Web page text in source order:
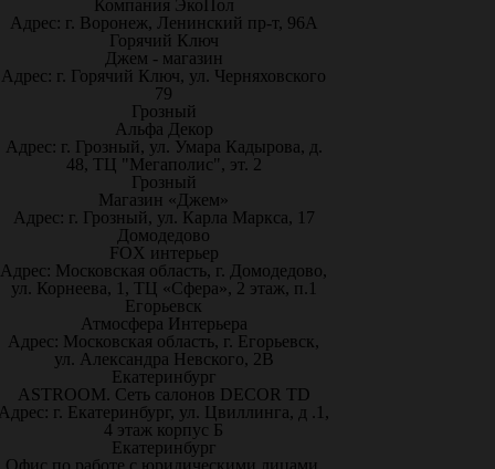
Компания ЭкоПол
Адрес: г. Воронеж, Ленинский пр-т, 96А
Горячий Ключ
Джем - магазин
Адрес: г. Горячий Ключ, ул. Черняховского
79
Грозный
Альфа Декор
Адрес: г. Грозный, ул. Умара Кадырова, д.
48, ТЦ "Мегаполис", эт. 2
Грозный
Магазин «Джем»
Адрес: г. Грозный, ул. Карла Маркса, 17
Домодедово
FOX интерьер
Адрес: Московская область, г. Домодедово,
ул. Корнеева, 1, ТЦ «Сфера», 2 этаж, п.1
Егорьевск
Атмосфера Интерьера
Адрес: Московская область, г. Егорьевск,
ул. Александра Невского, 2В
Екатеринбург
ASTROOM. Сеть салонов DECOR TD
г. Екатеринбург, ул. Цвиллинга, д .1,
4 этаж корпус Б
Екатеринбург
Офис по работе с юридическими лицами.